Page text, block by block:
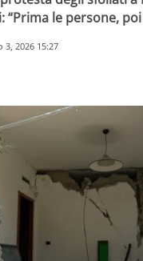
“Prima le persone,
3, 2026 15:27